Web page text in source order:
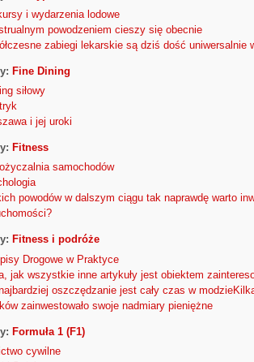
i wydarzenia lodowe
powodzeniem cieszy się obecnie
zabiegi lekarskie są dziś dość uniwersalnie
Fine Dining
siłowy
i jej uroki
Fitness
samochodów
powodów w dalszym ciągu tak naprawdę warto
Fitness i podróże
Drogowe w Praktyce
jak wszystkie inne artykuły jest obiektem
oszczędzanie jest cały czas w
zainwestowało swoje nadmiary pieniężne
Formuła 1 (F1)
cywilne